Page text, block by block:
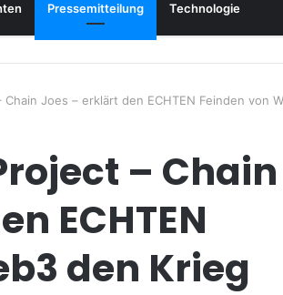
Pressemitteilung Technologie
Chain Joes – erklärt den ECHTEN Feinden von
– Chain
ECHTEN
den Krieg